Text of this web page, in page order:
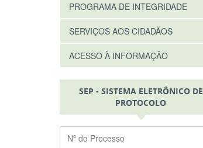
PROGRAMA DE INTEGRIDADE
SERVIÇOS AOS CIDADÃOS
ACESSO À INFORMAÇÃO
SEP - SISTEMA ELETRÔNICO DE
PROTOCOLO